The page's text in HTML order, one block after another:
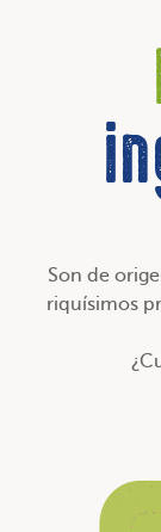
Son de
riquísimos